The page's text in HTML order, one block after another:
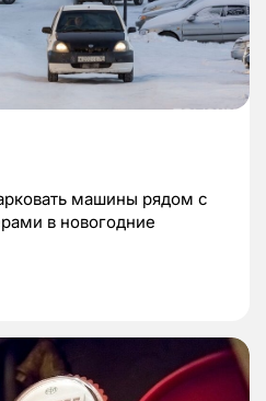
машины рядом с
в новогодние